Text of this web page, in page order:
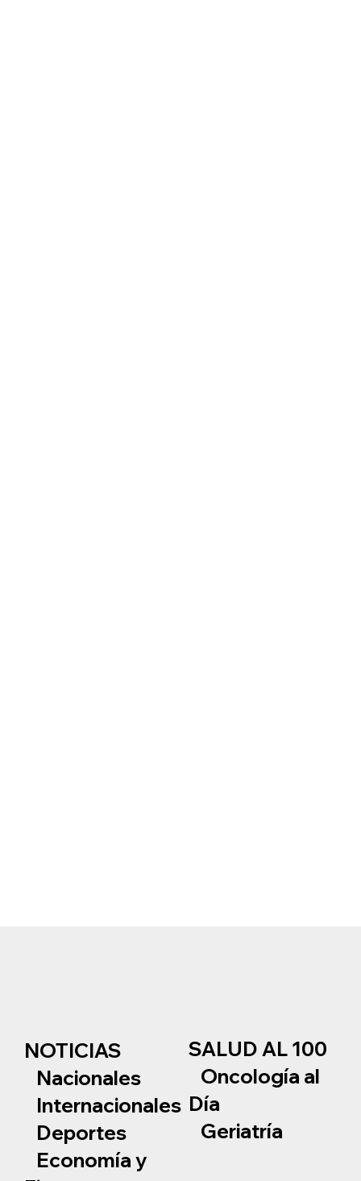
NOTICIAS
Nacionales
Internacionales
Deportes
Economía y
SALUD AL 100
Oncología al
Día
Geriatría